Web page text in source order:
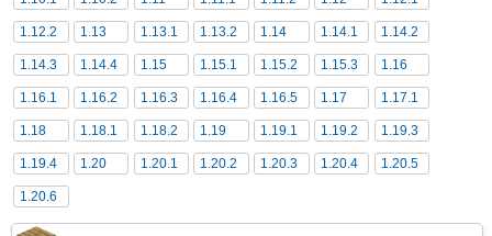
1.12.2 1.13 1.13.1 1.13.2 1.14 1.14.1 1.14.2
1.14.3 1.14.4 1.15 1.15.1 1.15.2 1.15.3 1.16
1.16.1 1.16.2 1.16.3 1.16.4 1.16.5 1.17 1.17.1
1.18 1.18.1 1.18.2 1.19 1.19.1 1.19.2 1.19.3
1.19.4 1.20 1.20.1 1.20.2 1.20.3 1.20.4 1.20.5
1.20.6